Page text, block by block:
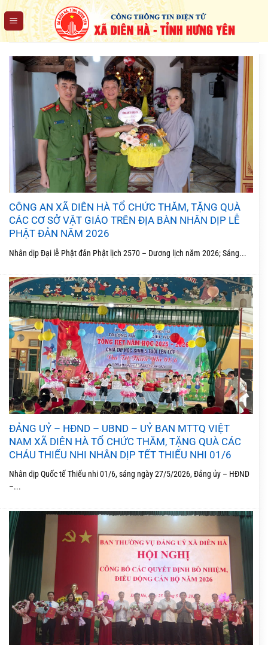
Chuyển
đến
nội
CÔNG AN XÃ DIÊN HÀ TỔ CHỨC THĂM, TẶNG QUÀ
CÁC CƠ SỞ VẬT GIÁO TRÊN ĐỊA BÀN NHÂN DỊP LỄ
PHẬT ĐẢN NĂM 2026
Nhân dịp Đại lễ Phật đản Phật lịch 2570 – Dương lịch năm 2026; Sáng...
ĐẢNG UỶ – HĐND – UBND – UỶ BAN MTTQ VIỆT
NAM XÃ DIÊN HÀ TỔ CHỨC THĂM, TẶNG QUÀ CÁC
CHÁU THIẾU NHI NHÂN DỊP TẾT THIẾU NHI 01/6
Nhân dịp Quốc tế Thiếu nhi 01/6, sáng ngày 27/5/2026, Đảng ủy – HĐND
–...